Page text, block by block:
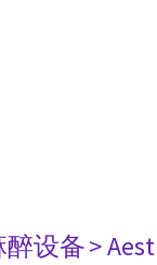
醉设备>